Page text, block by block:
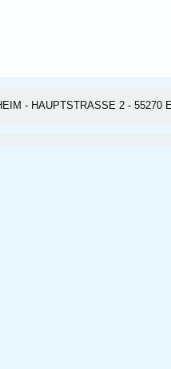
- HAUPTSTRASSE 2 - 55270